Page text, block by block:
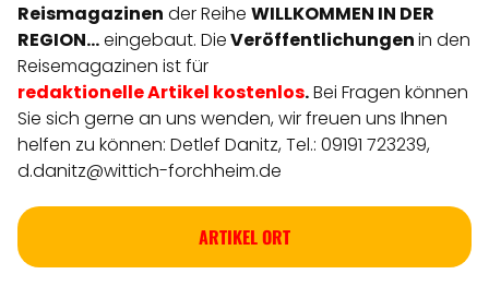
Reismagazinen der Reihe WILLKOMMEN IN DER
REGION...eingebaut. DieVeröffentlichungenin den
Reisemagazinen ist für
redaktionelleArtikel kostenlos.Bei Fragen können
Sie sich gerne an uns wenden, wir freuen uns Ihnen
helfen zu können: Detlef Danitz, Tel.: 09191 723239,
d.danitz@wittich-forchheim.de
ARTIKEL ORT